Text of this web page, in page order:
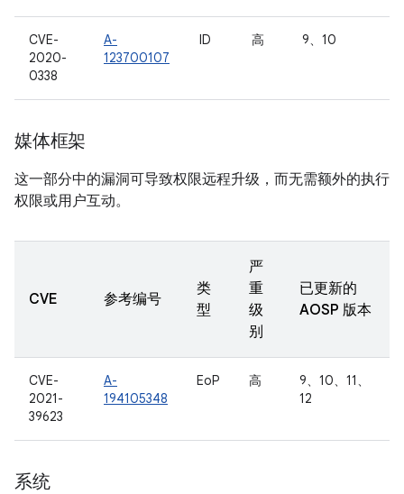
CVE-
2020-
0338
A-
123700107
ID 高 9、10
媒体框架
这一部分中的漏洞可导致权限远程升级，而无需额外的执行
权限或用户互动。
CVE 参考编号
类
型
严
重
级
别
已更新的
AOSP 版本
CVE-
2021-
39623
A-
194105348
EoP 高
9、10、11、
12
系统